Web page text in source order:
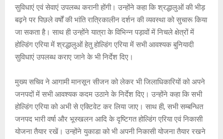
सुविधाएं एवं सेवाएं उपलब्ध करानी होंगी। उन्होंने कहा कि श्रद्धालुओं की भीड़
बढ़ने पर पिछले वर्षों की भांति रात्रिकालीन दर्शन की व्यवस्था को सुचारू किया
जा सकता है। साथ ही उन्होंने यात्रा के विभिन्न पड़ावों में निचले क्षेत्रों में
होल्डिंग एरिया में श्रद्धालुओं हेतु होल्डिंग एरिया में सभी आवश्यक बुनियादी
सुविधाएं उपलब्ध कराए जाने के भी निर्देश दिए।
मुख्य सचिव ने आगामी मानसून सीजन को लेकर भी जिलाधिकारियों को अपने
जनपदों में सभी आवश्यक कदम उठाने के निर्देश दिए। उन्होंने कहा कि सभी
होल्डिंग एरिया को अभी से एक्टिवेट कर लिया जाए। साथ ही, सभी सम्बन्धित
जनपद भारी वर्षा और भूस्खलन आदि के दृष्टिगत होल्डिंग एरिया एवं निकासी
योजना तैयार रखें। उन्होंने युकाडा को भी अपनी निकासी योजना तैयार रखने